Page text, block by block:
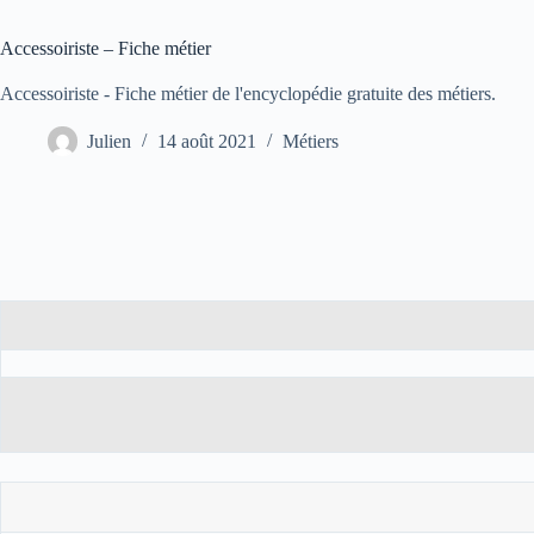
Accessoiriste – Fiche métier
Accessoiriste - Fiche métier de l'encyclopédie gratuite des métiers.
Julien 14 août 2021 Métiers